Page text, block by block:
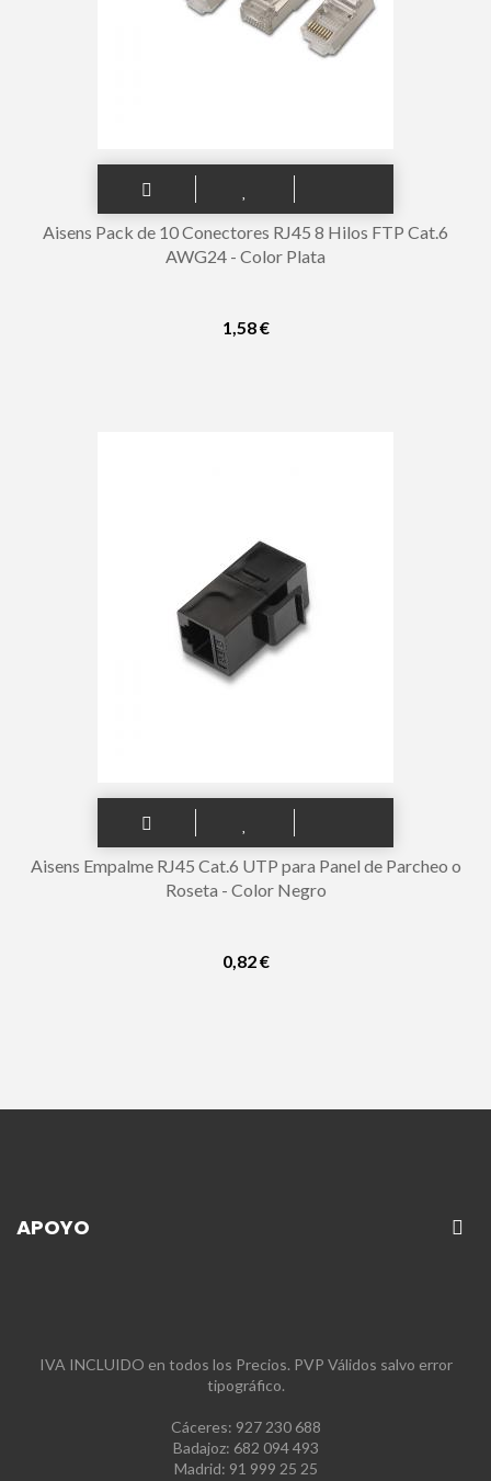
Aisens Pack de 10 Conectores RJ45 8 Hilos FTP Cat.6
AWG24 - Color Plata
1,58 €
Aisens Empalme RJ45 Cat.6 UTP para Panel de Parcheo o
Roseta - Color Negro
0,82 €
APOYO
IVA INCLUIDO en todos los Precios. PVP Válidos salvo error
tipográfico.
Cáceres: 927 230 688
Badajoz: 682 094 493
Madrid: 91 999 25 25